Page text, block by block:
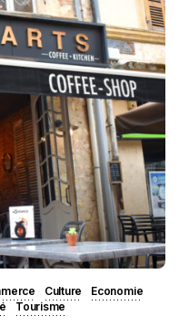
Culture
Economie
Tourisme